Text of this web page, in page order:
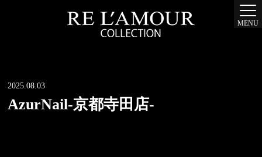
MENU
2025.08.03
AzurNail-京都寺田店-